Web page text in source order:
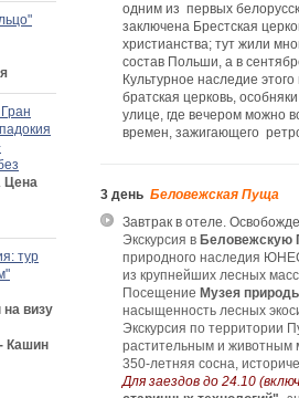
одним из первых
заключена Брестская
христианства; тут жили
состав Польши, а в
Культурное наследие
братская церковь,
улице, где вечером можно
времен, зажигающего
3 день Беловежская Пуща
Завтрак в отеле.
Экскурсия в
природного наследия
из крупнейших лесных
Посещение Музея
насыщенность лесных
Экскурсия по территории
растительным и животным
350-летняя сосна,
Для заездов до 24.10
Цена
тур
визу
Кашин